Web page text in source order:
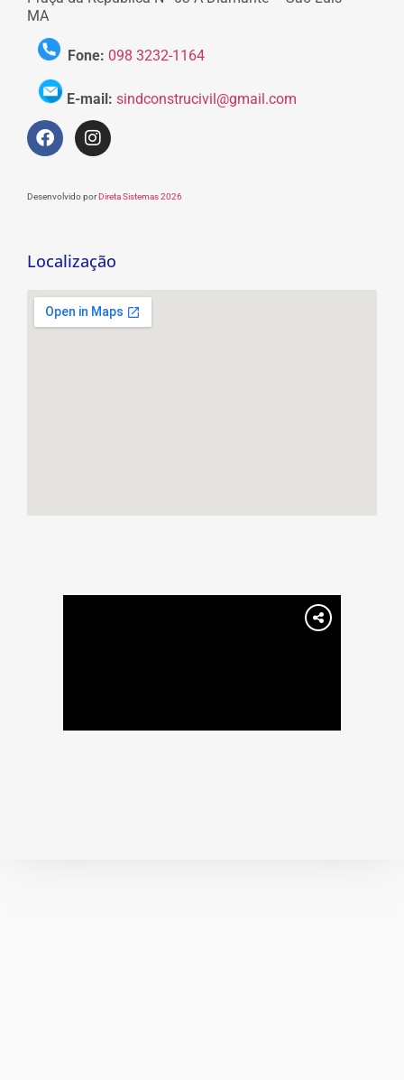
MA
Fone: 098 3232-1164
E-mail: sindconstrucivil@gmail.com
Desenvolvido porDireta Sistemas 2026
Localização